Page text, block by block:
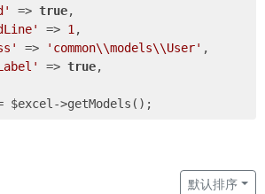
=> true,
=> 1 ,
=> 'common\\models\\User' ,
=> true,
默认排序